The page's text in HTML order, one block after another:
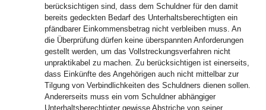
berücksichtigen sind, dass dem Schuldner für den damit
bereits gedeckten Bedarf des Unterhaltsberechtigten ein
pfändbarer Einkommensbetrag nicht verbleiben muss. An
die Überprüfung dürfen keine überspannten Anforderungen
gestellt werden, um das Vollstreckungsverfahren nicht
unpraktikabel zu machen. Zu berücksichtigen ist einerseits,
dass Einkünfte des Angehörigen auch nicht mittelbar zur
Tilgung von Verbindlichkeiten des Schuldners dienen sollen.
Andererseits muss ein vom Schuldner abhängiger
Unterhaltsberechtigter gewisse Abstriche von seiner